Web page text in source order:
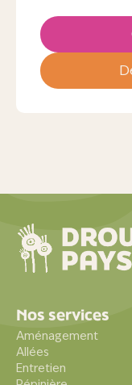
Nos services
Aménagement
Allées
Entretien